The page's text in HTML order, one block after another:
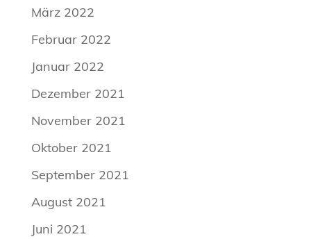
März 2022
Februar 2022
Januar 2022
Dezember 2021
November 2021
Oktober 2021
September 2021
August 2021
Juni 2021